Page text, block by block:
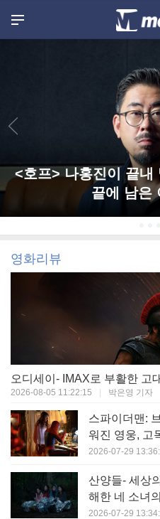
<호프> 나홍진이 끝내
끝에 남은
영화리뷰
2026-08-05 11:22:15 박은영 기자
스파이더맨:
워진 영웅, 고
르다 (오락성
2026-07-29
산양들- 세상
해한 네 소녀
2026-07-29